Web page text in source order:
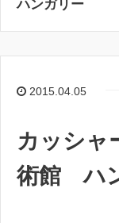
ハンガリー
2015.04.05
カッシャ
術館 ハ